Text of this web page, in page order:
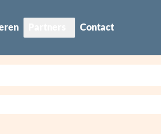
Contact